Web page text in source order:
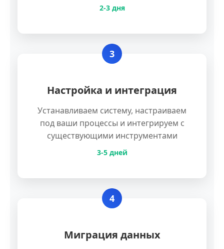
2-3 дня
3
Настройка и интеграция
Устанавливаем систему, настраиваем
под ваши процессы и интегрируем с
существующими инструментами
3-5 дней
4
Миграция данных